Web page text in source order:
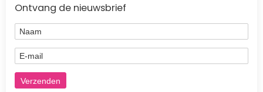
Ontvang de nieuwsbrief
Naam
E-mail